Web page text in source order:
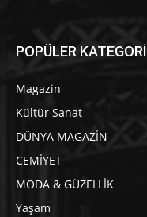
POPÜLER KATEGORİ
Magazin
Kültür Sanat
DÜNYA MAGAZİN
CEMİYET
MODA & GÜZELLİK
Yaşam